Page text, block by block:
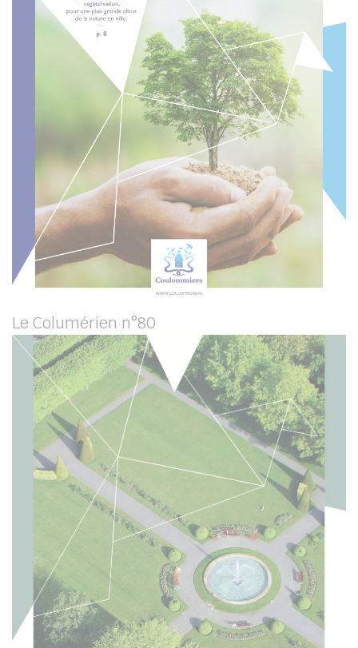
Le Columérien n°80